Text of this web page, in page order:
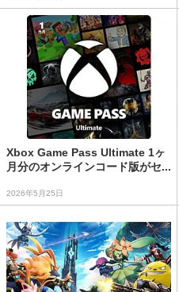
Xbox Game Pass Ultimate 1ヶ
月分のオンラインコード版がセ...
2026年5月25日